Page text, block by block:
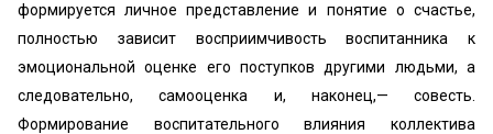
формируется личное представление и понятие о счастье,
полностью зависит восприимчивость воспитанника к
эмоциональной оценке его поступков другими людьми, а
следовательно, самооценка и, наконец,— совесть.
Формирование воспитательного влияния коллектива